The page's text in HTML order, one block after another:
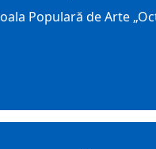
Populară de Arte